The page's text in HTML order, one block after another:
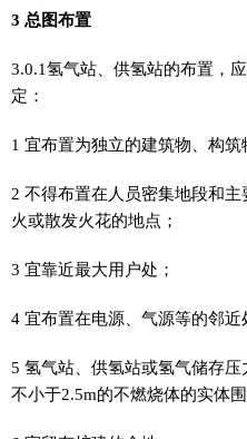
3 总图布置
3.0.1氢气站、供氢站的布置，
定：
1 宜布置为独立的建筑物、构筑
2 不得布置在人员密集地段和
火或散发火花的地点；
3 宜靠近最大用户处；
4 宜布置在电源、气源等的邻近
5 氢气站、供氢站或氢气储存
不小于2.5m的不燃烧体的实体围